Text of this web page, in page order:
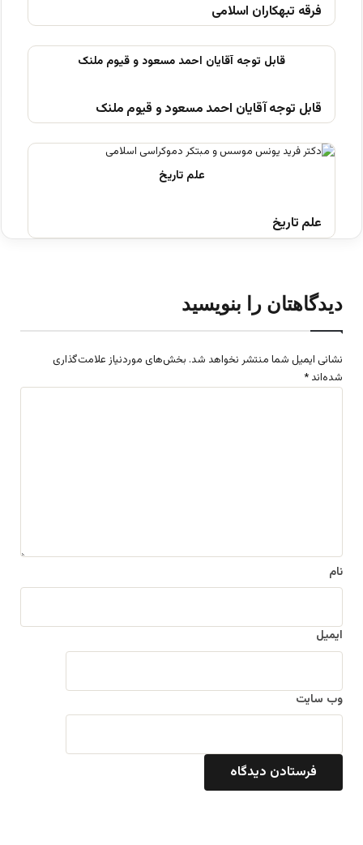
فرقه تبهکاران اسلامی
قابل توجه آقایان احمد مسعود و قیوم ملنک
علم تاریخ
دیدگاهتان را بنویسید
نشانی ایمیل شما منتشر نخواهد شد. بخش‌های موردنیاز علامت‌گذاری
شده‌اند *
نام
ایمیل
وب‌ سایت